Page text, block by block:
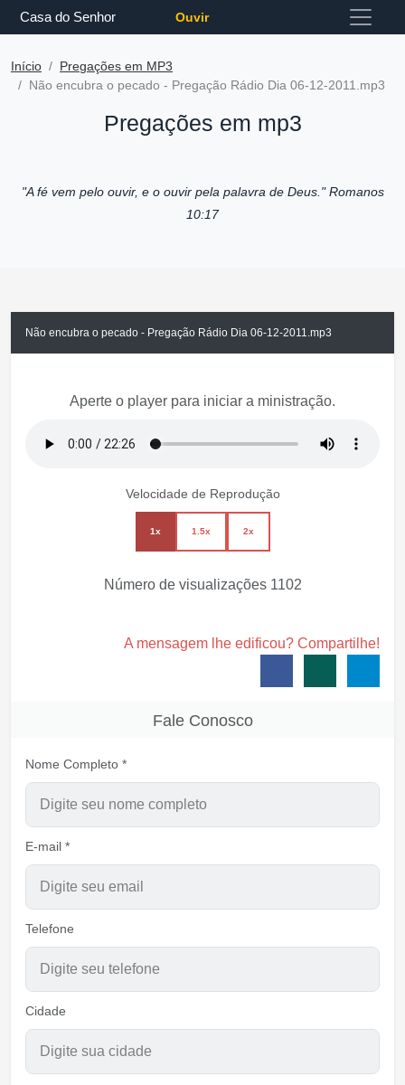
Casa do Senhor Ouvir
Início
Pregações em MP3
Não encubra o pecado - Pregação Rádio Dia 06-12-2011.mp3
Pregações em mp3
"A fé vem pelo ouvir, e o ouvir pela palavra de Deus."Romanos
10:17
Não encubra o pecado - Pregação Rádio Dia 06-12-2011.mp3
Aperte o player para iniciar a ministração.
Velocidade de Reprodução
1x 1.5x 2x
Número de visualizações 1102
A mensagem lhe edificou? Compartilhe!
Fale Conosco
Nome Completo *
E-mail *
Telefone
Cidade